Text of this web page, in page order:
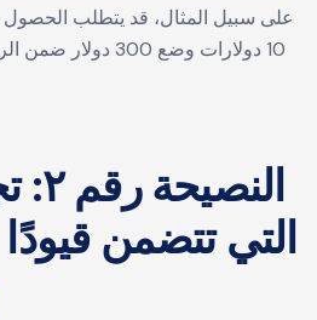
على سبيل المثال، قد يتطلب
10 دولارات وضع 300
التي تتضمن